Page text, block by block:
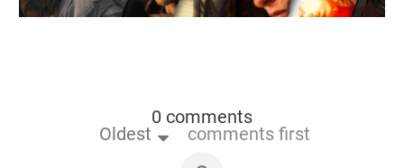
0 comments
Oldest comments first